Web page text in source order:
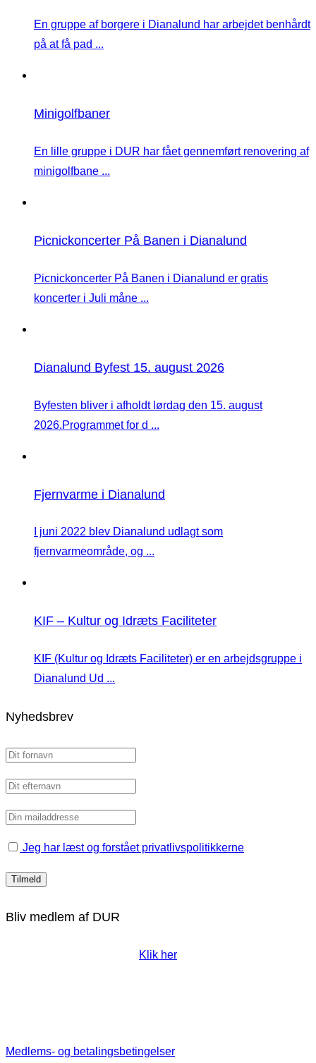
En gruppe af borgere i Dianalund har arbejdet benhårdt
på at få pad ...
Minigolfbaner
En lille gruppe i DUR har fået gennemført renovering af
minigolfbane ...
Picnickoncerter På Banen i Dianalund
Picnickoncerter På Banen i Dianalund er gratis
koncerter i Juli måne ...
Dianalund Byfest 15. august 2026
Byfesten bliver i afholdt lørdag den 15. august
2026.Programmet for d ...
Fjernvarme i Dianalund
I juni 2022 blev Dianalund udlagt som
fjernvarmeområde, og ...
KIF – Kultur og Idræts Faciliteter
KIF (Kultur og Idræts Faciliteter) er en arbejdsgruppe i
Dianalund Ud ...
Nyhedsbrev
Jeg har læst og forstået privatlivspolitikkerne
Bliv medlem af DUR
Klik her
Medlems- og betalingsbetingelser